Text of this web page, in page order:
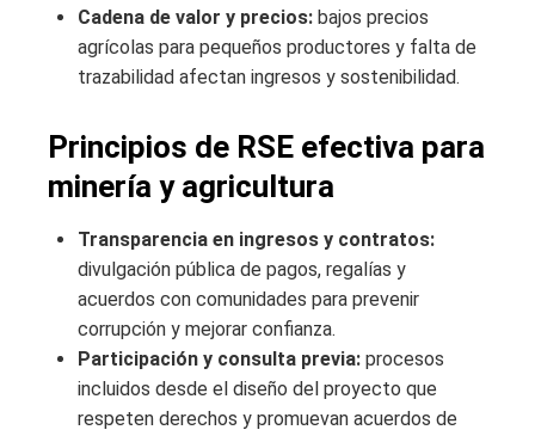
Cadena de valor y precios: bajos precios
agrícolas para pequeños productores y falta de
trazabilidad afectan ingresos y sostenibilidad.
Principios de RSE efectiva para
minería y agricultura
Transparencia en ingresos y contratos:
divulgación pública de pagos, regalías y
acuerdos con comunidades para prevenir
corrupción y mejorar confianza.
Participación y consulta previa: procesos
incluidos desde el diseño del proyecto que
respeten derechos y promuevan acuerdos de